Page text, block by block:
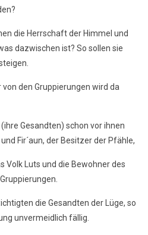
die Herrschaft der Himmel und
dazwischen ist? So sollen sie
von den Gruppierungen wird da
Gesandten) schon vor ihnen
Fir´aun, der Besitzer der Pfähle,
Volk Luts und die Bewohner des
die Gesandten der Lüge, so
unvermeidlich fällig.